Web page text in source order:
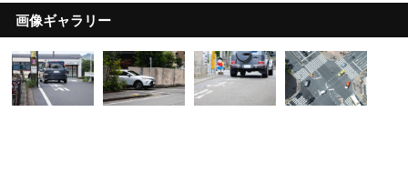
画像ギャラリー